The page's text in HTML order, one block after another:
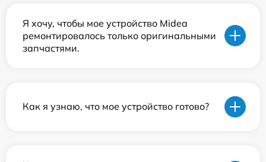
Я хочу, чтобы мое устройство Midea
ремонтировалось только оригинальными
запчастями.
Как я узнаю, что мое устройство готово?